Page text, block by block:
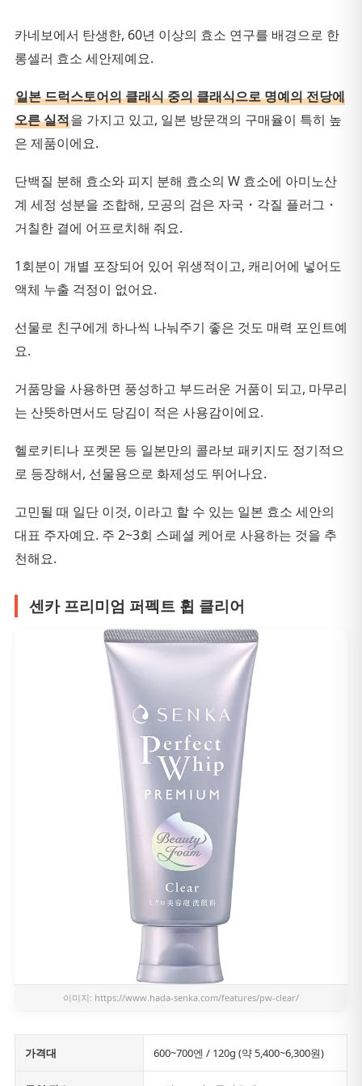
카네보에서 탄생한, 60년 이상의 효소 연구를 배경으로 한
롱셀러 효소 세안제예요.
일본 드럭스토어의 클래식 중의 클래식으로 명예의 전당에
오른 실적을 가지고 있고, 일본 방문객의 구매율이 특히 높
은 제품이에요.
단백질 분해 효소와 피지 분해 효소의 W 효소에 아미노산
계 세정 성분을 조합해, 모공의 검은 자국・각질 플러그・
거칠한 결에 어프로치해 줘요.
1회분이 개별 포장되어 있어 위생적이고, 캐리어에 넣어도
액체 누출 걱정이 없어요.
선물로 친구에게 하나씩 나눠주기 좋은 것도 매력 포인트예
요.
거품망을 사용하면 풍성하고 부드러운 거품이 되고, 마무리
는 산뜻하면서도 당김이 적은 사용감이에요.
헬로키티나 포켓몬 등 일본만의 콜라보 패키지도 정기적으
로 등장해서, 선물용으로 화제성도 뛰어나요.
고민될 때 일단 이것, 이라고 할 수 있는 일본 효소 세안의
대표 주자예요. 주 2~3회 스페셜 케어로 사용하는 것을 추
천해요.
센카 프리미엄 퍼펙트 휩 클리어
이미지: https://www.hada-senka.com/features/pw-clear/
가격대 600~700엔 / 120g (약 5,400~6,300원)